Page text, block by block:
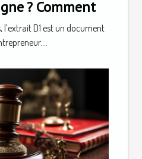
? Comment
l’extrait D1 est un document